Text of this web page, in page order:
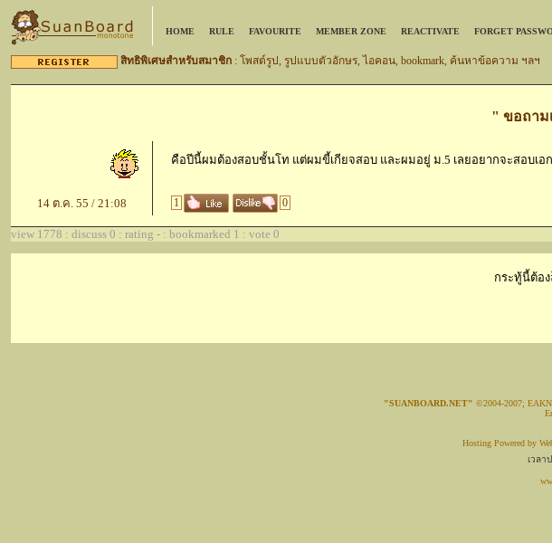
HOME RULE FAVOURITE MEMBER ZONE REACTIVATE FORGET
สิทธิพิเศษสำหรับสมาชิก : โพสต์รูป, รูปแบบตัวอักษร, ไอคอน, bookmark, ค้นหาข้อความ ฯลฯ
" ขอถาม
คือปีนี้ผมต้องสอบชั้นโท แต่ผมขี้เกียจสอบ และผมอยู่ ม.5 เลยอยากจะสอบเอ
14 ต.ค. 55 / 21:08 1 0
view 1778 : discuss 0 : rating - : bookmarked 1 : vote 0
กระทู้นี้ต้อ
"SUANBOARD.NET" ©2004-2007;
Hosting Powered by
เวลา